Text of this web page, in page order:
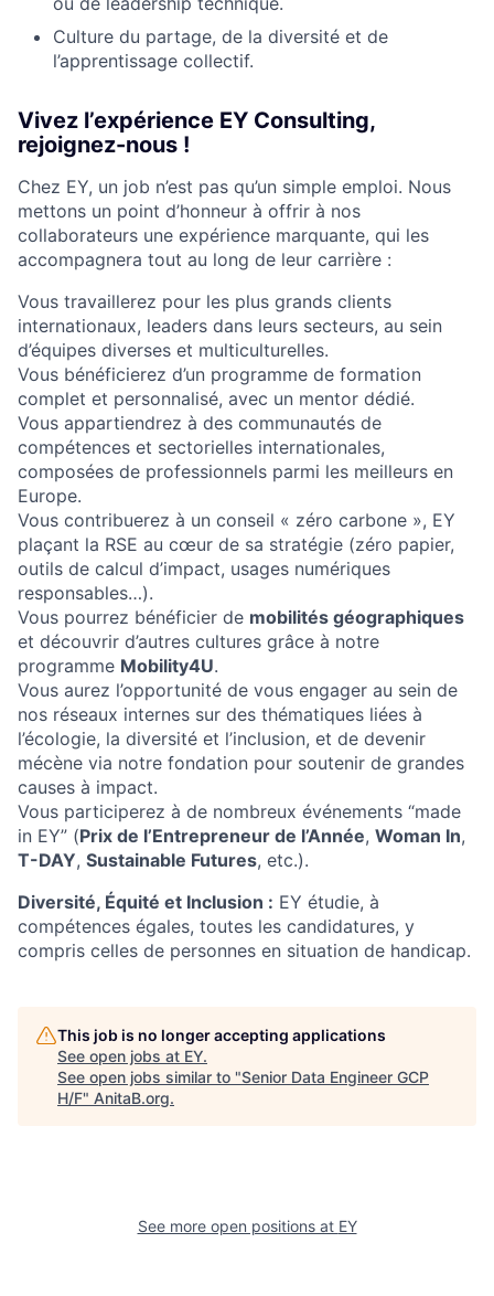
Culture du partage, de la diversité et de
l’apprentissage collectif.
Vivez l’expérience EY Consulting,
rejoignez-nous !
Chez EY, un job n’est pas qu’un simple emploi. Nous
mettons un point d’honneur à offrir à nos
collaborateurs une expérience marquante, qui les
accompagnera tout au long de leur carrière :
Vous travaillerez pour les plus grands clients
internationaux, leaders dans leurs secteurs, au sein
d’équipes diverses et multiculturelles.
Vous bénéficierez d’un programme de formation
complet et personnalisé, avec un mentor dédié.
Vous appartiendrez à des communautés de
compétences et sectorielles internationales,
composées de professionnels parmi les meilleurs en
Europe.
Vous contribuerez à un conseil « zéro carbone », EY
plaçant la RSE au cœur de sa stratégie (zéro papier,
outils de calcul d’impact, usages numériques
responsables…).
Vous pourrez bénéficier de mobilités géographiques
et découvrir d’autres cultures grâce à notre
programme Mobility4U.
Vous aurez l’opportunité de vous engager au sein de
nos réseaux internes sur des thématiques liées à
l’écologie, la diversité et l’inclusion, et de devenir
mécène via notre fondation pour soutenir de grandes
causes à impact.
Vous participerez à de nombreux événements “made
in EY” (Prix de l’Entrepreneur de l’Année, Woman In,
T-DAY, Sustainable Futures, etc.).
Diversité, Équité et Inclusion : EY étudie, à
compétences égales, toutes les candidatures, y
compris celles de personnes en situation de handicap.
This job is no longer accepting applications
See open jobs at EY.
See open jobs similar to "Senior Data Engineer GCP
H/F" AnitaB.org.
See more open positions at EY